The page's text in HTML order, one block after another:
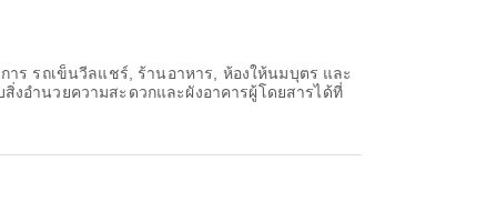
ร รถเข็นวีลแชร์, ร้านอาหาร, ห้องให้นมบุตร และ
งอำนวยความสะดวกและผังอาคารผู้โดยสารได้ที่